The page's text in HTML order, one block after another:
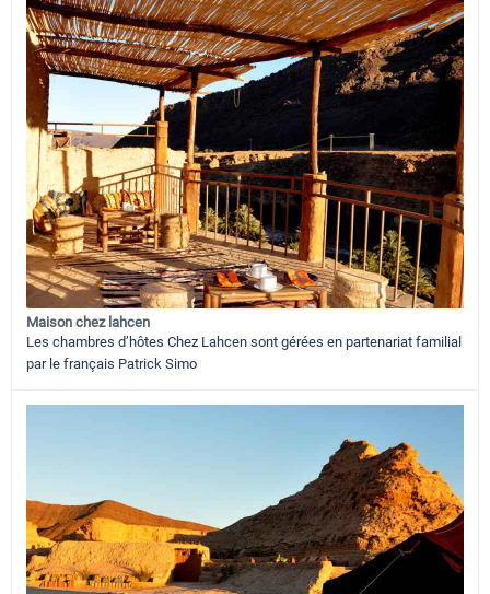
Maison chez lahcen
Les chambres d’hôtes Chez Lahcen sont gérées en partenariat familial
par le français Patrick Simo